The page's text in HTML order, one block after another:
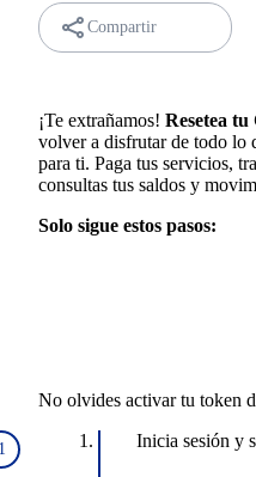
Compartir
¡Te extrañamos! Resetea tu
volver a disfrutar de todo lo
para ti. Paga tus servicios,
consultas tus saldos y
Solo sigue estos pasos:
No olvides activar tu token
Inicia sesión y